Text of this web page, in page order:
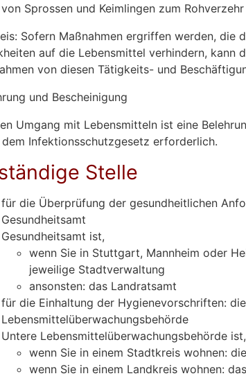
von Sprossen und Keimlingen zum Rohverzehr
Sofern Maßnahmen ergriffen werden, die
auf die Lebensmittel verhindern, kann
von diesen Tätigkeits- und
und Bescheinigung
Umgang mit Lebensmitteln ist eine
dem Infektionsschutzgesetz erforderlich.
Stelle
für die Überprüfung der gesundheitlichen
Gesundheitsamt
Gesundheitsamt ist,
wenn Sie in Stuttgart, Mannheim oder
jeweilige Stadtverwaltung
ansonsten: das Landratsamt
für die Einhaltung der Hygienevorschriften:
Lebensmittelüberwachungsbehörde
Untere Lebensmittelüberwachungsbehörde ist,
wenn Sie in einem Stadtkreis wohnen:
wenn Sie in einem Landkreis wohnen: